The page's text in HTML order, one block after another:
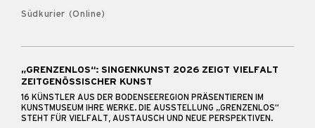
Südkurier (Online)
„GRENZENLOS“: SINGENKUNST 2026 ZEIGT VIELFALT
ZEITGENÖSSISCHER KUNST
16 KÜNSTLER AUS DER BODENSEEREGION PRÄSENTIEREN IM
KUNSTMUSEUM IHRE WERKE. DIE AUSSTELLUNG „GRENZENLOS“
STEHT FÜR VIELFALT, AUSTAUSCH UND NEUE PERSPEKTIVEN.